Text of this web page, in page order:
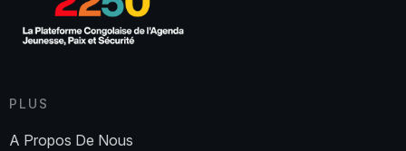
PLUS
A Propos De Nous